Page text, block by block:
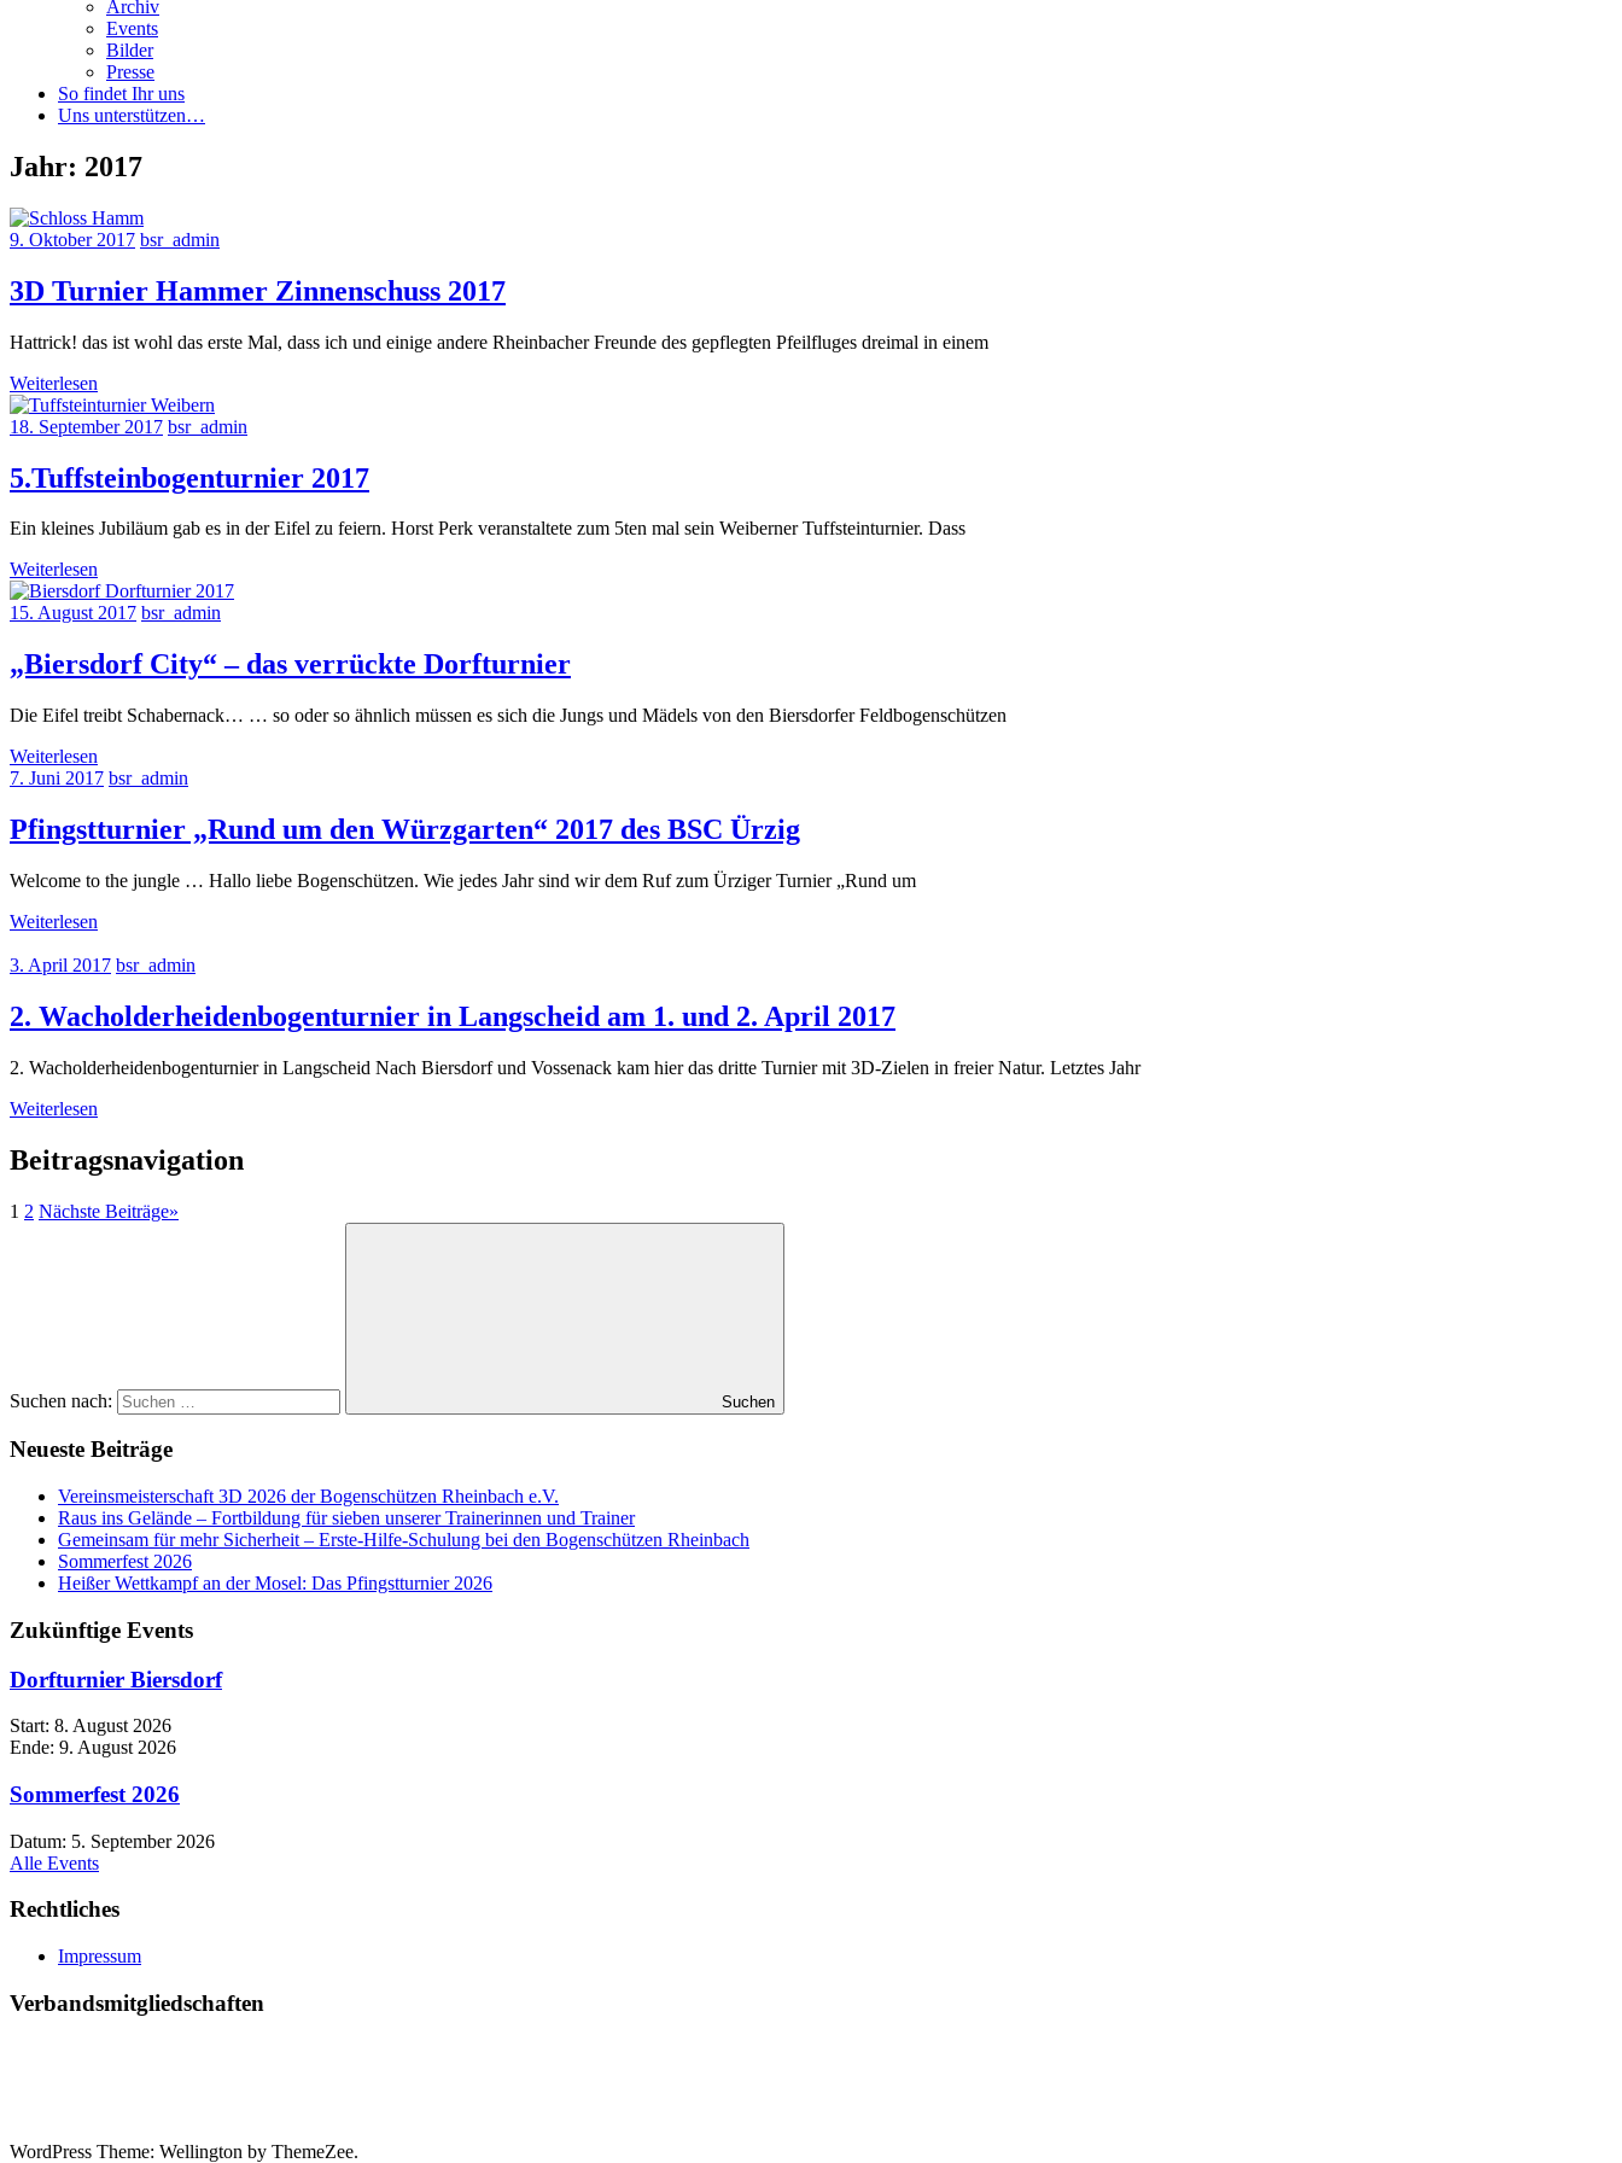
Archiv
Events
Bilder
Presse
So findet Ihr uns
Uns unterstützen…
Jahr: 2017
9. Oktober 2017 bsr_admin
3D Turnier Hammer Zinnenschuss 2017
Hattrick! das ist wohl das erste Mal, dass ich und einige andere Rheinbacher Freunde des gepflegten Pfeilfluges dreimal in einem
Weiterlesen
18. September 2017 bsr_admin
5.Tuffsteinbogenturnier 2017
Ein kleines Jubiläum gab es in der Eifel zu feiern. Horst Perk veranstaltete zum 5ten mal sein Weiberner Tuffsteinturnier. Dass
Weiterlesen
15. August 2017 bsr_admin
„Biersdorf City“ – das verrückte Dorfturnier
Die Eifel treibt Schabernack… … so oder so ähnlich müssen es sich die Jungs und Mädels von den Biersdorfer Feldbogenschützen
Weiterlesen
7. Juni 2017 bsr_admin
Pfingstturnier „Rund um den Würzgarten“ 2017 des BSC Ürzig
Welcome to the jungle … Hallo liebe Bogenschützen. Wie jedes Jahr sind wir dem Ruf zum Ürziger Turnier „Rund um
Weiterlesen
3. April 2017 bsr_admin
2. Wacholderheidenbogenturnier in Langscheid am 1. und 2. April 2017
2. Wacholderheidenbogenturnier in Langscheid Nach Biersdorf und Vossenack kam hier das dritte Turnier mit 3D-Zielen in freier Natur. Letztes Jahr
Weiterlesen
Beitragsnavigation
1 2 Nächste Beiträge»
Suchen nach: Suchen
Neueste Beiträge
Vereinsmeisterschaft 3D 2026 der Bogenschützen Rheinbach e.V.
Raus ins Gelände – Fortbildung für sieben unserer Trainerinnen und Trainer
Gemeinsam für mehr Sicherheit – Erste-Hilfe-Schulung bei den Bogenschützen Rheinbach
Sommerfest 2026
Heißer Wettkampf an der Mosel: Das Pfingstturnier 2026
Zukünftige Events
Dorfturnier Biersdorf
Start: 8. August 2026
Ende: 9. August 2026
Sommerfest 2026
Datum: 5. September 2026
Alle Events
Rechtliches
Impressum
Verbandsmitgliedschaften
WordPress Theme: Wellington by ThemeZee.